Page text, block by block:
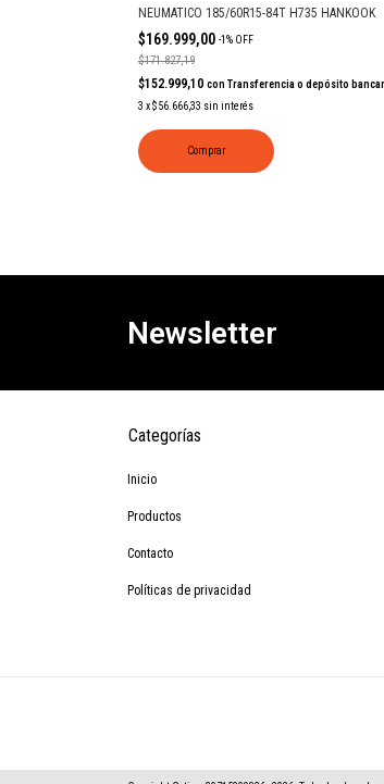
NEUMATICO 185/60R15-84T H735 HANKOOK
$169.999,00 -1% OFF
$171.827,19
$152.999,10 con Transferencia o depósito
3 x$56.666,33 sin interés
Comprar
Newsletter
Categorías
Inicio
Productos
Contacto
Políticas de privacidad